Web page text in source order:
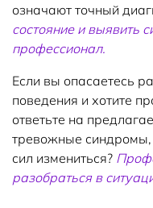
означают точный
состояние и выявить
профессионал.
Если вы опасаетесь
поведения и хотите
ответьте на
тревожные синдромы,
сил измениться?
разобраться в